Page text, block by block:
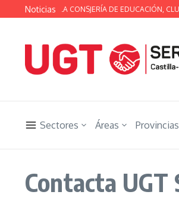
Saltar al contenido
Noticias
TÉCNICA DE LA CONSJERÍA DE EDUCACIÓN,
Sectores Áreas Provincias
Contacta UGT